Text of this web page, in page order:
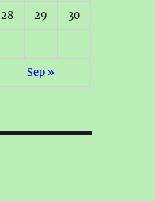
28 29 30
Sep »